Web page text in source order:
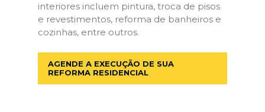
interiores incluem pintura, troca de pisos
e revestimentos, reforma de banheiros e
cozinhas, entre outros.
AGENDE A EXECUÇÃO DE SUA
REFORMA RESIDENCIAL